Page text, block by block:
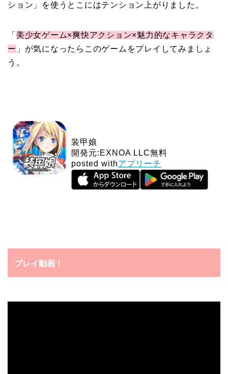
ション」を使うとこにはテンション上がりました。
「 美少女ゲーム×爽快アクション×魅力的なキャラクタ
ー 」が気になったらこのゲームをプレイしてみましょ
う。
装甲娘
開発元: EXNOA LLC無料
posted withアプリーチ
プレイ動画！